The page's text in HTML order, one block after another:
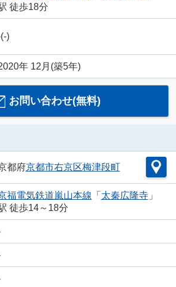
徒歩18分
)
年 12月(築5年)
お問い合わせ(無料)
都府京都市右京区梅津段町
福電気鉄道嵐山本線 「 太秦広隆寺」
徒歩14～18分